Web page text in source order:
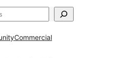
Commercial